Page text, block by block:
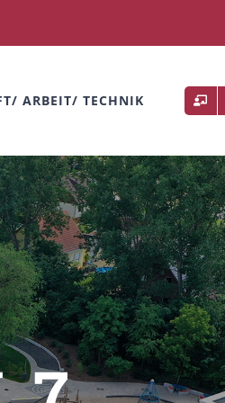
ARBEIT/ TECHNIK